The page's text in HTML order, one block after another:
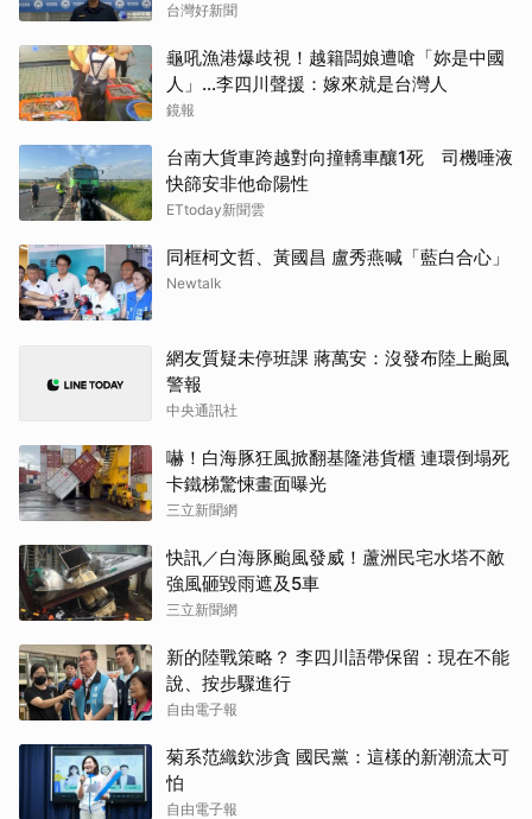
台灣好新聞
龜吼漁港爆歧視！越籍闆娘遭嗆「妳是中國
人」...李四川聲援：嫁來就是台灣人
鏡報
台南大貨車跨越對向撞轎車釀1死 司機唾液
快篩安非他命陽性
ETtoday新聞雲
同框柯文哲、黃國昌 盧秀燕喊「藍白合心」
Newtalk
網友質疑未停班課 蔣萬安：沒發布陸上颱風
警報
中央通訊社
嚇！白海豚狂風掀翻基隆港貨櫃 連環倒塌死
卡鐵梯驚悚畫面曝光
三立新聞網
快訊／白海豚颱風發威！蘆洲民宅水塔不敵
強風砸毀雨遮及5車
三立新聞網
新的陸戰策略？ 李四川語帶保留：現在不能
說、按步驟進行
自由電子報
菊系范織欽涉貪 國民黨：這樣的新潮流太可
怕
自由電子報